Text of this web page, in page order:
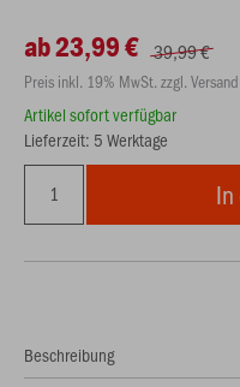
ab 23,99 € 39,99 €
Preis inkl. 19% MwSt. zzgl. Versand
Artikel sofort verfügbar
Lieferzeit: 5 Werktage
Beschreibung